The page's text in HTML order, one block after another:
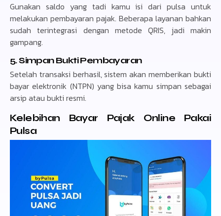
Gunakan saldo yang tadi kamu isi dari pulsa untuk
melakukan pembayaran pajak. Beberapa layanan bahkan
sudah terintegrasi dengan metode QRIS, jadi makin
gampang.
5. Simpan Bukti Pembayaran
Setelah transaksi berhasil, sistem akan memberikan bukti
bayar elektronik (NTPN) yang bisa kamu simpan sebagai
arsip atau bukti resmi.
Kelebihan Bayar Pajak Online Pakai
Pulsa